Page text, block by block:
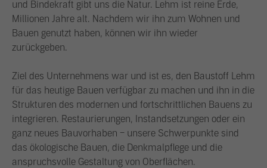
und Bindekraft gibt uns die Natur. Lehm ist reine Erde,
Millionen Jahre alt. Nachdem wir ihn zum Wohnen und
Bauen genutzt haben, können wir ihn wieder
zurückgeben.
Ziel des Unternehmens war und ist es, den Baustoff Lehm
für das heutige Bauen verfügbar zu machen und ihn in die
Strukturen des modernen und fortschrittlichen Bauens zu
integrieren. Restaurierungen, Instandsetzungen oder ein
ganz neues Bauvorhaben – unsere Schwerpunkte sind
das ökologische Bauen, die Denkmalpflege und die
anspruchsvolle Gestaltung von Oberflächen.